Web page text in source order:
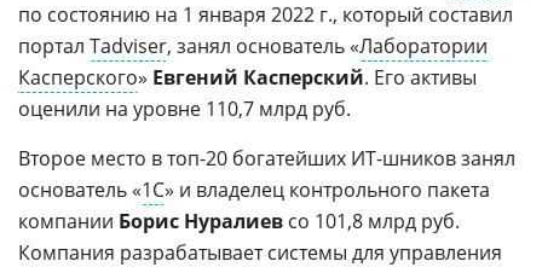
по состоянию на 1 января 2022 г., который составил
портал Tadviser, занял основатель «Лаборатории
Касперского» Евгений Касперский. Его активы
оценили на уровне 110,7 млрд руб.
Второе место в топ-20 богатейших ИТ-шников занял
основатель «1С» и владелец контрольного пакета
компании Борис Нуралиев со 101,8 млрд руб.
Компания разрабатывает системы для управления